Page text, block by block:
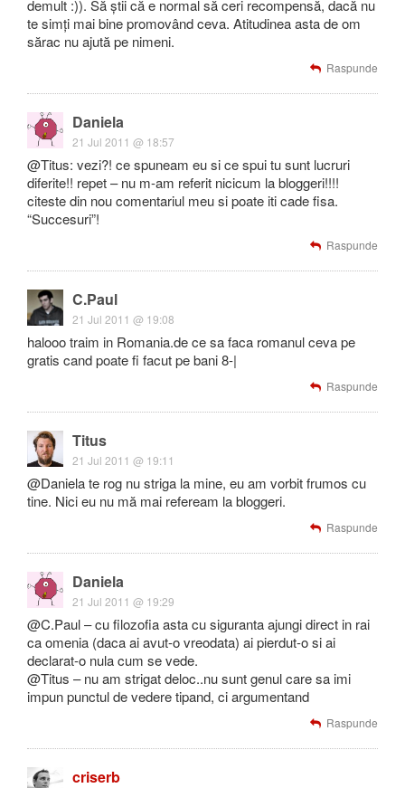
demult :)). Să știi că e normal să ceri recompensă, dacă nu
te simți mai bine promovând ceva. Atitudinea asta de om
sărac nu ajută pe nimeni.
Raspunde
Daniela
21 Jul 2011 @ 18:57
@Titus: vezi?! ce spuneam eu si ce spui tu sunt lucruri
diferite!! repet – nu m-am referit nicicum la bloggeri!!!!
citeste din nou comentariul meu si poate iti cade fisa.
“Succesuri”!
Raspunde
C.Paul
21 Jul 2011 @ 19:08
halooo traim in Romania.de ce sa faca romanul ceva pe
gratis cand poate fi facut pe bani 8-|
Raspunde
Titus
21 Jul 2011 @ 19:11
@Daniela te rog nu striga la mine, eu am vorbit frumos cu
tine. Nici eu nu mă mai refeream la bloggeri.
Raspunde
Daniela
21 Jul 2011 @ 19:29
@C.Paul – cu filozofia asta cu siguranta ajungi direct in rai
ca omenia (daca ai avut-o vreodata) ai pierdut-o si ai
declarat-o nula cum se vede.
@Titus – nu am strigat deloc..nu sunt genul care sa imi
impun punctul de vedere tipand, ci argumentand
Raspunde
criserb